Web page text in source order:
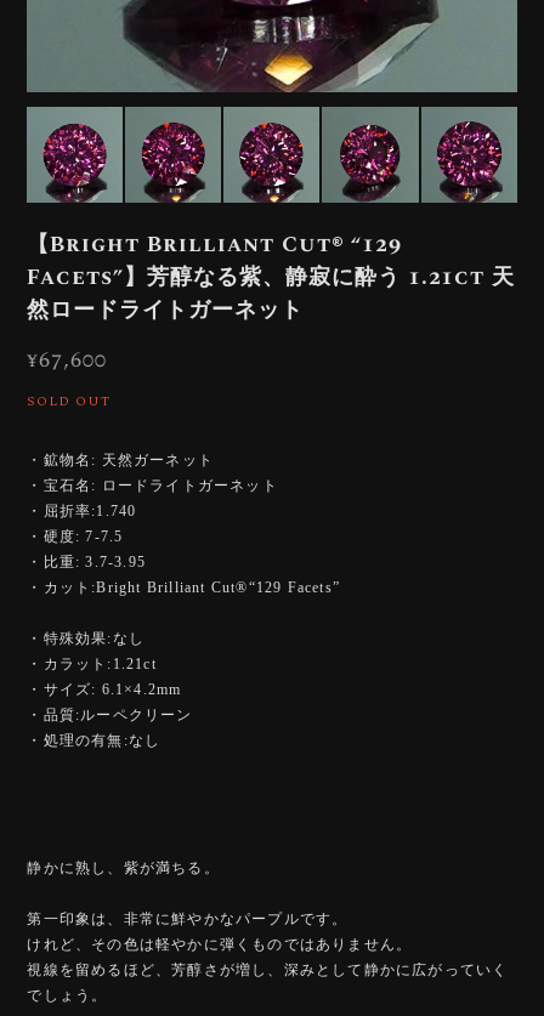
【Bright Brilliant Cut®︎ “129
Facets”】芳醇なる紫、静寂に酔う 1.21ct 天
然ロードライトガーネット
¥67,600
SOLD OUT
・鉱物名: 天然ガーネット
・宝石名: ロードライトガーネット
・屈折率:1.740
・硬度: 7-7.5
・比重: 3.7-3.95
・カット:Bright Brilliant Cut®︎“129 Facets”
・特殊効果:なし
・カラット:1.21ct
・サイズ: 6.1×4.2mm
・品質:ルーペクリーン
・処理の有無:なし
静かに熟し、紫が満ちる。
第一印象は、非常に鮮やかなパープルです。
けれど、その色は軽やかに弾くものではありません。
視線を留めるほど、芳醇さが増し、深みとして静かに広がっていく
でしょう。